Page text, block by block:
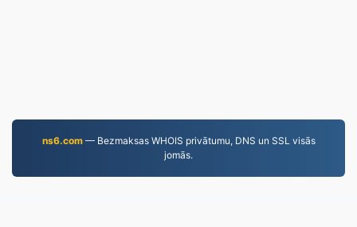
ns6.com— Bezmaksas WHOIS privātumu, DNS un SSL visās
jomās.